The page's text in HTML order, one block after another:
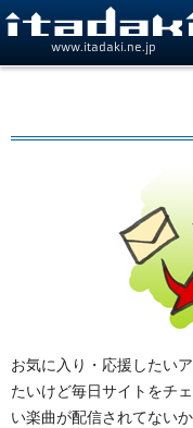
www.itadaki.ne.jp
お気に入り・応援したい
たいけど毎日サイトをチ
い楽曲が配信されてない